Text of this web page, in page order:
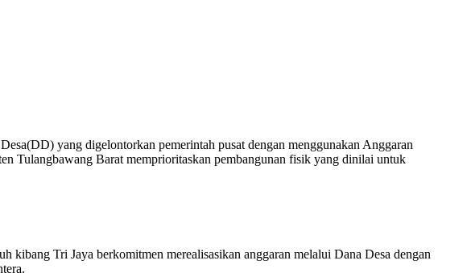
yang digelontorkan pemerintah pusat dengan menggunakan Anggaran
Tulangbawang Barat memprioritaskan pembangunan fisik yang dinilai untuk
Tri Jaya berkomitmen merealisasikan anggaran melalui Dana Desa dengan